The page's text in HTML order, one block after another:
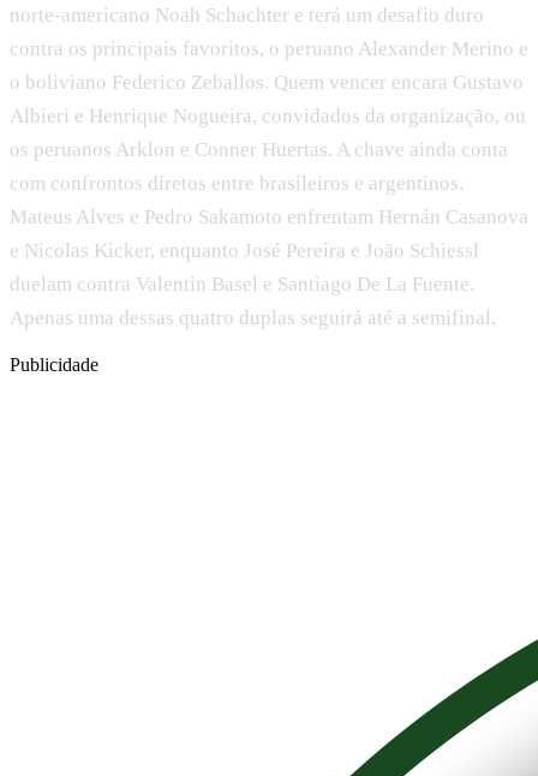
norte-americano Noah Schachter e terá um desafio duro
contra os principais favoritos, o peruano Alexander Merino e
o boliviano Federico Zeballos. Quem vencer encara Gustavo
Albieri e Henrique Nogueira, convidados da organização, ou
os peruanos Arklon e Conner Huertas. A chave ainda conta
com confrontos diretos entre brasileiros e argentinos.
Mateus Alves e Pedro Sakamoto enfrentam Hernán Casanova
e Nicolas Kicker, enquanto José Pereira e João Schiessl
duelam contra Valentin Basel e Santiago De La Fuente.
Apenas uma dessas quatro duplas seguirá até a semifinal.
Publicidade